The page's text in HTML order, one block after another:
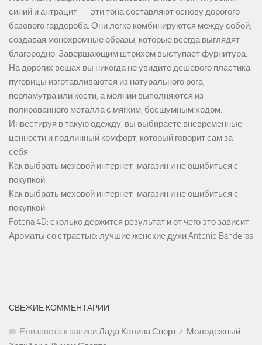
синий и антрацит — эти тона составляют основу дорогого
базового гардероба. Они легко комбинируются между собой,
создавая монохромные образы, которые всегда выглядят
благородно. Завершающим штрихом выступает фурнитура.
На дорогих вещах вы никогда не увидите дешевого пластика:
пуговицы изготавливаются из натурального рога,
перламутра или кости, а молнии выполняются из
полированного металла с мягким, бесшумным ходом.
Инвестируя в такую одежду, вы выбираете вневременные
ценности и подлинный комфорт, который говорит сам за
себя.
Как выбрать меховой интернет-магазин и не ошибиться с
покупкой
Как выбрать меховой интернет-магазин и не ошибиться с
покупкой
Fotona 4D: сколько держится результат и от чего это зависит
Ароматы со страстью: лучшие женские духи Antonio Banderas
СВЕЖИЕ КОММЕНТАРИИ
Елизаветак записиЛада Калина Спорт 2: Молодежный